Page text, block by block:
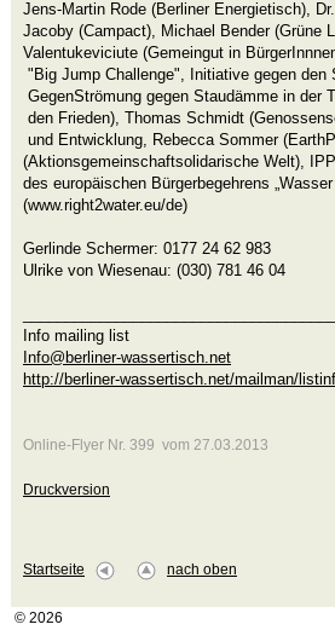
Jens-Martin Rode (Berliner Energietisch),
Jacoby (Campact), Michael Bender (Grüne
Valentukeviciute (Gemeingut in
"Big Jump Challenge", Initiative gegen
GegenStrömung gegen Staudämme in der
den Frieden), Thomas Schmidt
und Entwicklung, Rebecca Sommer
(Aktionsgemeinschaftsolidarische Welt),
des europäischen Bürgerbegehrens
(www.right2water.eu/de)
Gerlinde Schermer: 0177 24 62 983
Ulrike von Wiesenau: (030) 781 46 04
Info mailing list
Info@berliner-wassertisch.net
http://berliner-wassertisch.net/mailman/
Online-Flyer Nr. 399 vom 27.03.2013
Druckversion
Startseite nach oben
© 2026